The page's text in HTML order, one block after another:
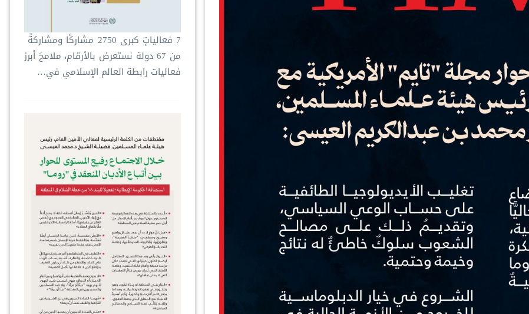
‏7 فعالياتٍ كبرى ‏2750 مشاركًا ومشاركةً ‏
من 67 دولة ‏نستعرض بالأرقام، ملامحَ أبرز
فعاليات ⁧‫رابطة العالم الإسلامي‬⁩ في…